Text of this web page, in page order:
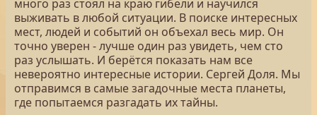
много раз стоял на краю гибели и научился
выживать в любой ситуации. В поиске интересных
мест, людей и событий он объехал весь мир. Он
точно уверен - лучше один раз увидеть, чем сто
раз услышать. И берётся показать нам все
невероятно интересные истории. Сергей Доля. Мы
отправимся в самые загадочные места планеты,
где попытаемся разгадать их тайны.